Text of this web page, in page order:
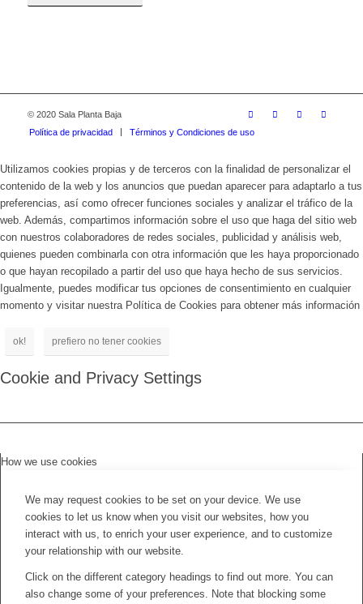
© 2020 Sala Planta Baja
Política de privacidad
Términos y Condiciones de uso
Utilizamos cookies propias y de terceros con la finalidad de personalizar el
contenido de la web y los anuncios que puedan aparecer para adaptarlo a tus
preferencias, así como ofrecer funciones sociales y analizar el tráfico de la
web. Además, compartimos información sobre el uso que haga del sitio web
con nuestros colaboradores de redes sociales, publicidad y análisis web,
quienes pueden combinarla con otra información que les haya proporcionado
o que hayan recopilado a partir del uso que haya hecho de sus servicios.
Igualmente, puedes modificar tus opciones de consentimiento en cualquier
momento y visitar nuestra Política de Cookies para obtener más información
ok! prefiero no tener cookies
Cookie and Privacy Settings
How we use cookies
We may request cookies to be set on your device. We use
cookies to let us know when you visit our websites, how you
interact with us, to enrich your user experience, and to customize
your relationship with our website.
Click on the different category headings to find out more. You can
also change some of your preferences. Note that blocking some